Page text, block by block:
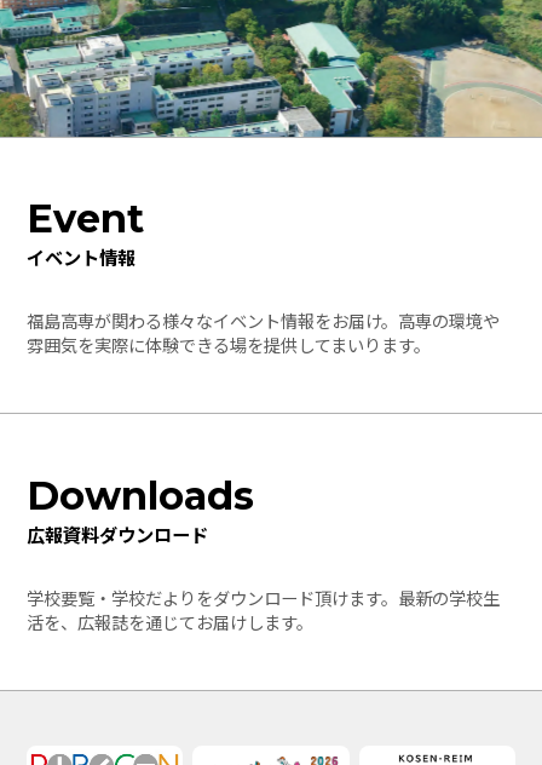
Event
イベント情報
福島高専が関わる様々なイベント情報をお届け。高専の環境や
雰囲気を実際に体験できる場を提供してまいります。
Downloads
広報資料ダウンロード
学校要覧・学校だよりをダウンロード頂けます。最新の学校生
活を、広報誌を通じてお届けします。